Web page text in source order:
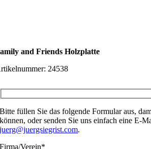
and Friends Holzplatte
24538
Bitte füllen Sie das folgende Formular aus,
können, oder senden Sie uns einfach eine E-
juerg@juergsiegrist.com.
Firma/Verein*